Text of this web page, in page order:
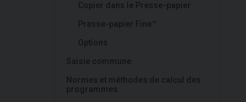
Copier dans le Presse-papier
Presse-papier Fine™
Options
Saisie commune
Normes et méthodes de calcul des
programmes